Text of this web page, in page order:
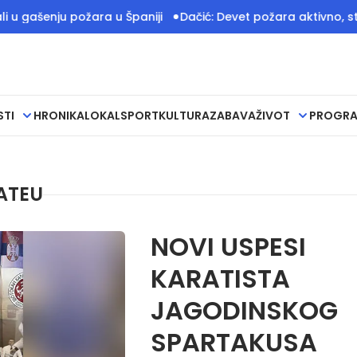
požara u Španiji Dačić: Devet požara aktivno, stanje
HRONIKALOKALSPORTKULTURAZABAVAŽIVOT
NOVI USPESI
KARATISTA
JAGODINSKOG
SPARTAKUSA